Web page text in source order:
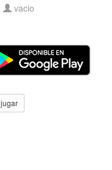
vacio
jugar